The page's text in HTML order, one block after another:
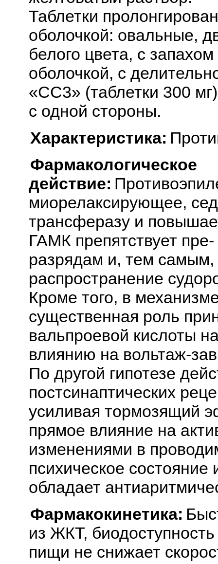
Таблетки
оболочкой: овальные,
белого цвета, с
оболочкой, с
«CC3» (таблетки 300
с одной стороны.
Характеристика:
Фармакологическое
действие:
миорелаксирующее,
трансферазу и
ГАМК препятствует
разрядам и, тем
распространение
Кроме того, в
существенная роль
вальпроевой кислоты
влиянию на вольтаж-
По другой гипотезе
постсинаптических
усиливая тормозящий
прямое влияние на
изменениями в
психическое
обладает
Фармакокинетика:
из ЖКТ,
пищи не снижает